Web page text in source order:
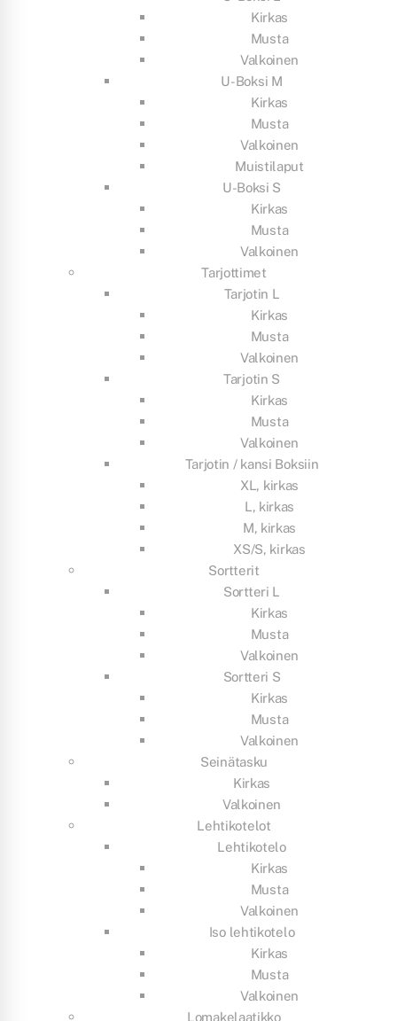
Kirkas
Musta
Valkoinen
U-Boksi M
Kirkas
Musta
Valkoinen
Muistilaput
U-Boksi S
Kirkas
Musta
Valkoinen
Tarjottimet
Tarjotin L
Kirkas
Musta
Valkoinen
Tarjotin S
Kirkas
Musta
Valkoinen
Tarjotin / kansi Boksiin
XL, kirkas
L, kirkas
M, kirkas
XS/S, kirkas
Sortterit
Sortteri L
Kirkas
Musta
Valkoinen
Sortteri S
Kirkas
Musta
Valkoinen
Seinätasku
Kirkas
Valkoinen
Lehtikotelot
Lehtikotelo
Kirkas
Musta
Valkoinen
Iso lehtikotelo
Kirkas
Musta
Valkoinen
Lomakelaatikko